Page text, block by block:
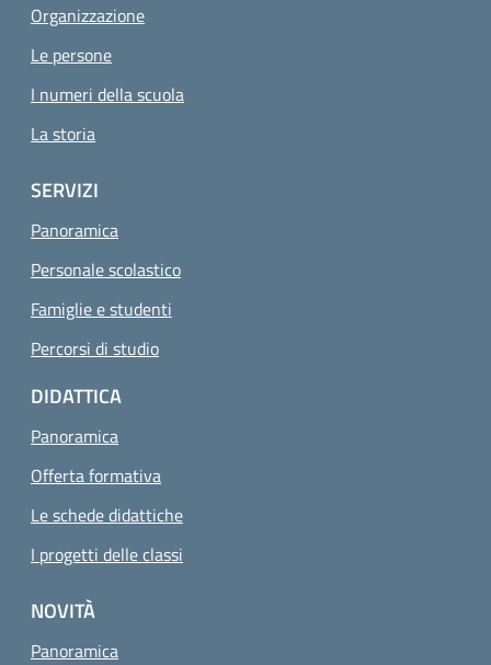
Organizzazione
Le persone
I numeri della scuola
La storia
SERVIZI
Panoramica
Personale scolastico
Famiglie e studenti
Percorsi di studio
DIDATTICA
Panoramica
Offerta formativa
Le schede didattiche
I progetti delle classi
NOVITÀ
Panoramica